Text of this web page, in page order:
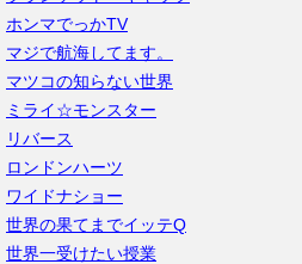
ホンマでっかTV
マジで航海してます。
マツコの知らない世界
ミライ☆モンスター
リバース
ロンドンハーツ
ワイドナショー
世界の果てまでイッテQ
世界一受けたい授業